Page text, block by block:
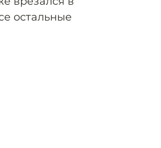
остальные